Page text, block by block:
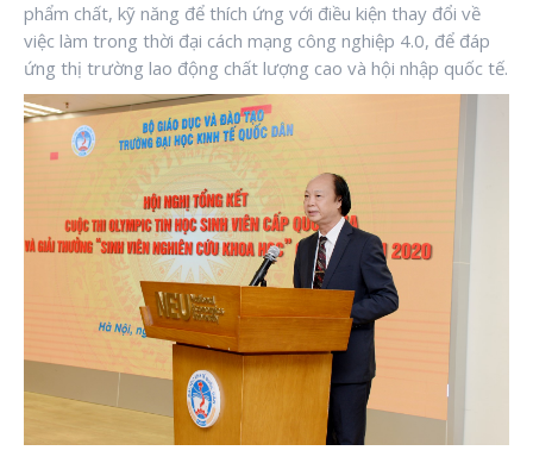
phẩm chất, kỹ năng để thích ứng với điều kiện thay đổi về
việc làm trong thời đại cách mạng công nghiệp 4.0, để đáp
ứng thị trường lao động chất lượng cao và hội nhập quốc tế.